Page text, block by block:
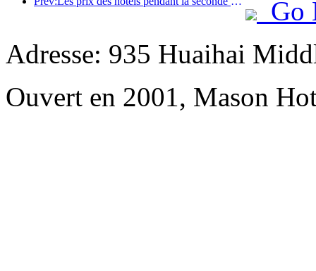
Go
Adresse: 935 Huaihai
Ouvert en 2001, Mason